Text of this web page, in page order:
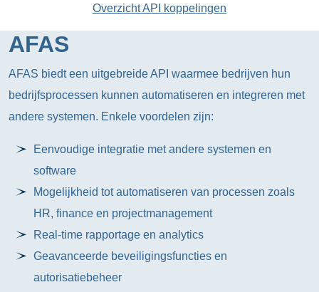
Overzicht API koppelingen
AFAS
AFAS biedt een uitgebreide API waarmee bedrijven hun
bedrijfsprocessen kunnen automatiseren en integreren met
andere systemen. Enkele voordelen zijn:
Eenvoudige integratie met andere systemen en
software
Mogelijkheid tot automatiseren van processen zoals
HR, finance en projectmanagement
Real-time rapportage en analytics
Geavanceerde beveiligingsfuncties en
autorisatiebeheer